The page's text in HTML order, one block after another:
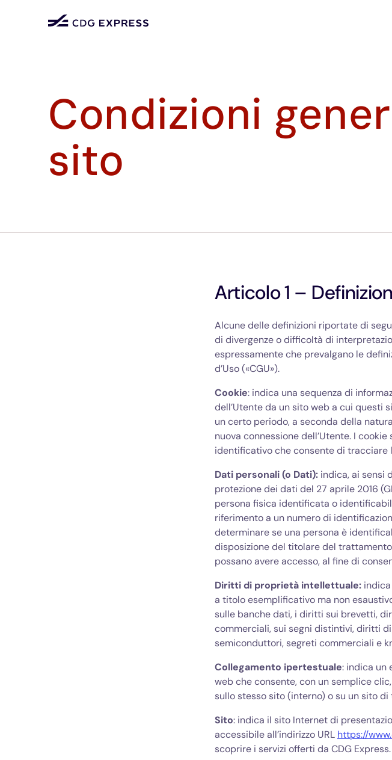
Condizioni
sito
Articolo 1 –
Alcune delle definizioni riportate di
di divergenze o difficoltà di
espressamente che prevalgano le
d’Uso («CGU»).
Cookie: indica una sequenza di
dell’Utente da un sito web a cui questi
un certo periodo, a seconda della
nuova connessione dell’Utente. I
identificativo che consente di tracciare
Dati personali (o Dati): indica, ai sensi
protezione dei dati del 27 aprile 2016
persona fisica identificata o
riferimento a un numero di
determinare se una persona è
disposizione del titolare del
possano avere accesso, al fine di
Diritti di proprietà intellettuale:
a titolo esemplificativo ma non
sulle banche dati, i diritti sui brevetti,
commerciali, sui segni distintivi, diritti
semiconduttori, segreti commerciali e
Collegamento ipertestuale: indica un
web che consente, con un semplice
sullo stesso sito (interno) o su un sito di
Sito: indica il sito Internet di
accessibile all’indirizzo URL https://
scoprire i servizi offerti da CDG Express.